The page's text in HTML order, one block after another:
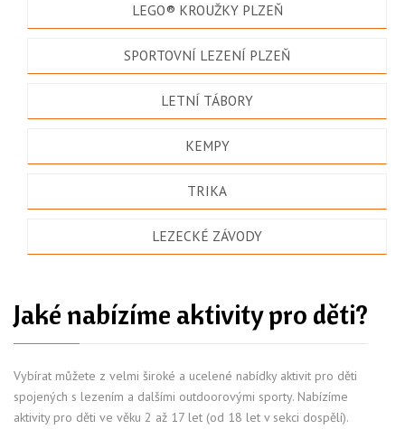
LEGO® KROUŽKY PLZEŇ
SPORTOVNÍ LEZENÍ PLZEŇ
LETNÍ TÁBORY
KEMPY
TRIKA
LEZECKÉ ZÁVODY
Jaké nabízíme aktivity pro děti?
Vybírat můžete z velmi široké a ucelené nabídky aktivit pro děti
spojených s lezením a dalšími outdoorovými sporty. Nabízíme
aktivity pro děti ve věku 2 až 17 let (od 18 let v sekci dospělí).